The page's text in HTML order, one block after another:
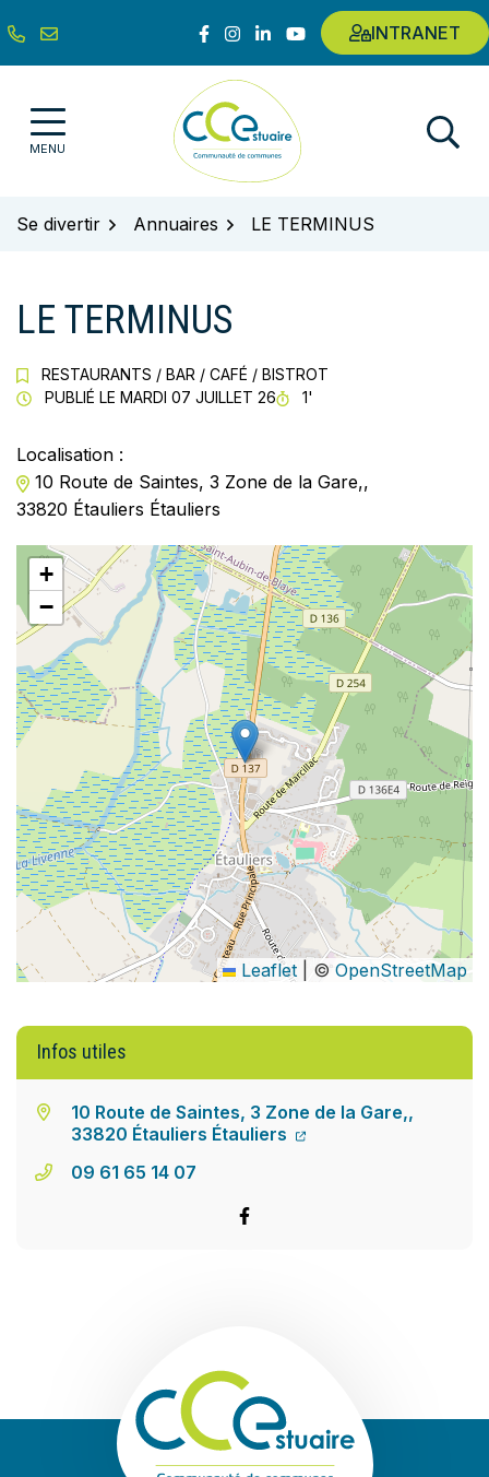
au
contenu
Lien vers le compte Facebook
Lien vers le compte Instagram
Lien vers le compte Linkedin
Lien vers la chaîne Youtube
INTRANET
MENU Communauté de communes de
Se divertir Annuaires LE TERMINUS
LE TERMINUS
RESTAURANTS / BAR / CAFÉ / BISTROT
PUBLIÉ LE MARDI 07 JUILLET 26 TEMPS DE LECTURE
1'
Localisation :
10 Route de Saintes, 3 Zone de la Gare,,
33820 Étauliers Étauliers
+
−
Leaflet © OpenStreetMap
Infos utiles
10 Route de Saintes, 3 Zone de la Gare,,
33820 Étauliers Étauliers
09 61 65 14 07
Facebook